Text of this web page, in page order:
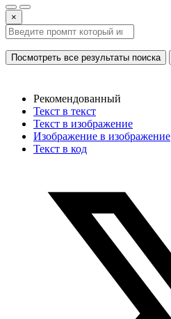
×
Посмотреть все результаты поиска
Рекомендованный
Текст в текст
Текст в изображение
Изображение в изображение
Текст в код